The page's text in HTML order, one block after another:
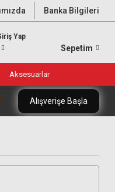
Banka Bilgileri
Yap
Sepetim
Aksesuarlar
Alışverişe Başla